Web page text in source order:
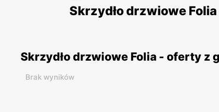
Skrzydło drzwiowe
Skrzydło drzwiowe Folia - oferty z
Brak wyników